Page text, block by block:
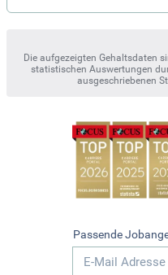
Die aufgezeigten Gehaltsdaten
statistischen Auswertungen
ausgeschriebenen
Passende